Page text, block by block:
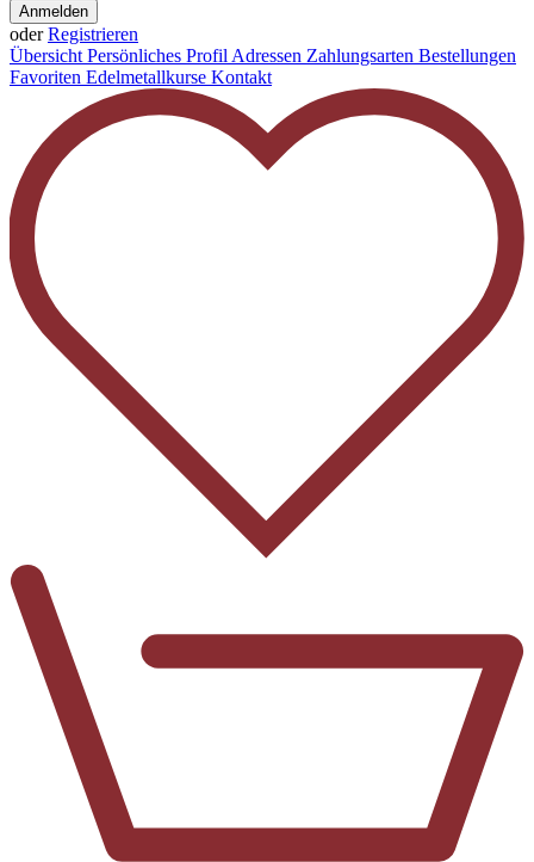
Anmelden
oderRegistrieren
ÜbersichtPersönliches ProfilAdressen Zahlungsarten Bestellungen
Favoriten Edelmetallkurse Kontakt